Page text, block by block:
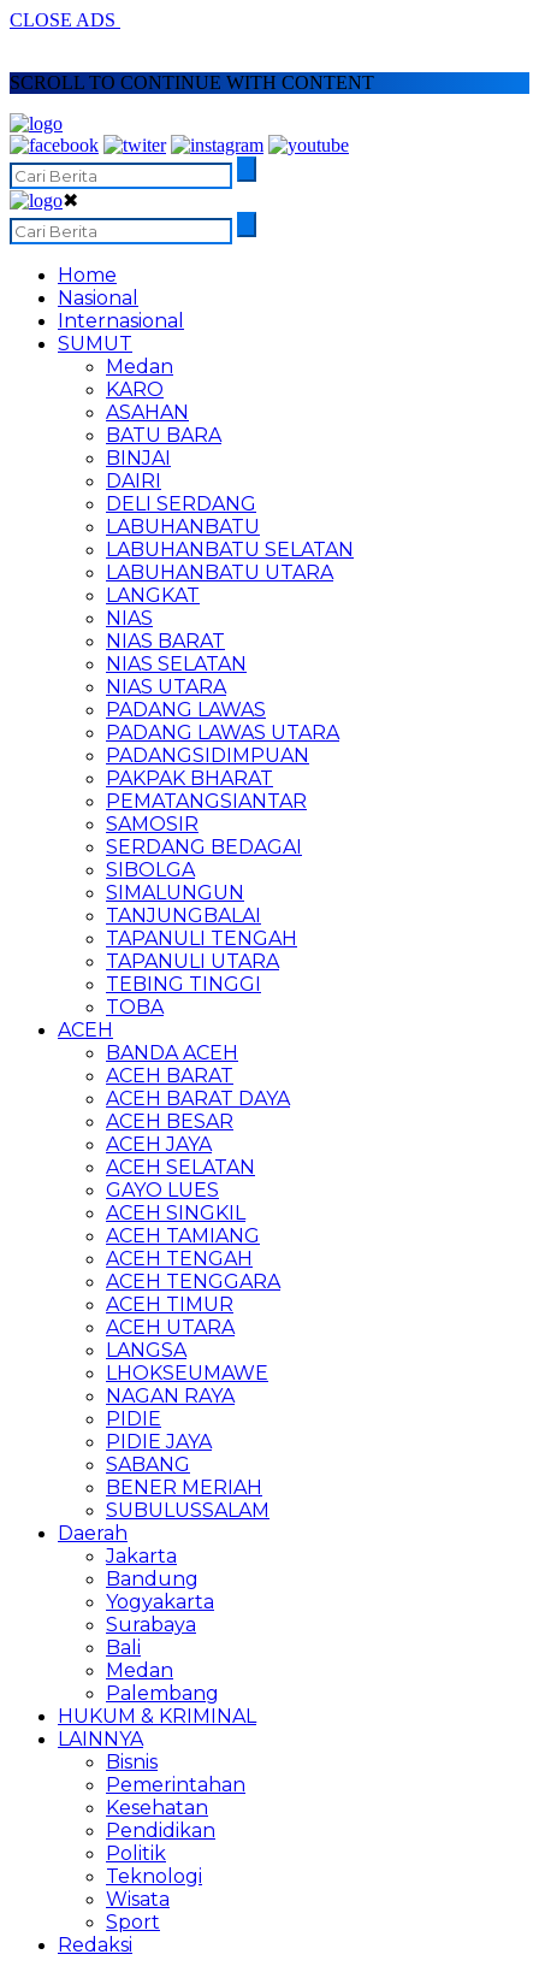
CLOSE ADS
SCROLL TO CONTINUE WITH CONTENT
✖
Home
Nasional
Internasional
SUMUT
Medan
KARO
ASAHAN
BATU BARA
BINJAI
DAIRI
DELI SERDANG
LABUHANBATU
LABUHANBATU SELATAN
LABUHANBATU UTARA
LANGKAT
NIAS
NIAS BARAT
NIAS SELATAN
NIAS UTARA
PADANG LAWAS
PADANG LAWAS UTARA
PADANGSIDIMPUAN
PAKPAK BHARAT
PEMATANGSIANTAR
SAMOSIR
SERDANG BEDAGAI
SIBOLGA
SIMALUNGUN
TANJUNGBALAI
TAPANULI TENGAH
TAPANULI UTARA
TEBING TINGGI
TOBA
ACEH
BANDA ACEH
ACEH BARAT
ACEH BARAT DAYA
ACEH BESAR
ACEH JAYA
ACEH SELATAN
GAYO LUES
ACEH SINGKIL
ACEH TAMIANG
ACEH TENGAH
ACEH TENGGARA
ACEH TIMUR
ACEH UTARA
LANGSA
LHOKSEUMAWE
NAGAN RAYA
PIDIE
PIDIE JAYA
SABANG
BENER MERIAH
SUBULUSSALAM
Daerah
Jakarta
Bandung
Yogyakarta
Surabaya
Bali
Medan
Palembang
HUKUM & KRIMINAL
LAINNYA
Bisnis
Pemerintahan
Kesehatan
Pendidikan
Politik
Teknologi
Wisata
Sport
Redaksi